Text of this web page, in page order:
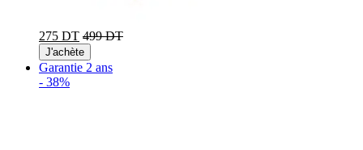
275 DT 499 DT
J'achète
Garantie 2 ans
- 38%